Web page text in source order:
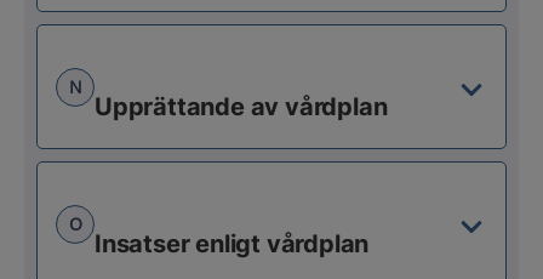
N
Upprättande av vårdplan
O
Insatser enligt vårdplan